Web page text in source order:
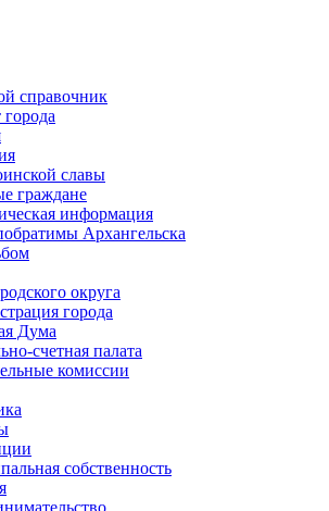
справочник
славы
граждане
информация
Архангельска
округа
города
Дума
счетная палата
комиссии
собственность